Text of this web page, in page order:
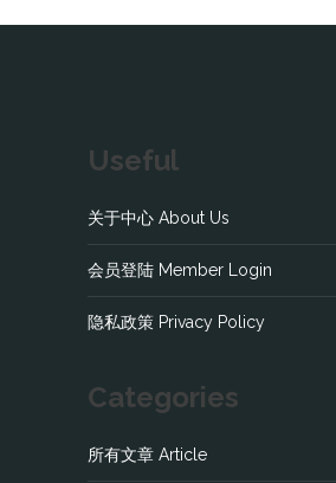
Useful
关于中心 About Us
会员登陆 Member Login
隐私政策 Privacy Policy
Categories
所有文章 Article